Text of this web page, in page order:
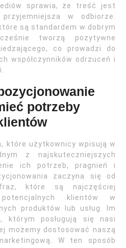
sprawia, że treść jest
w odbiorze.
są standardem w dobrym
tworzą pozytywne
co prowadzi do
współczynników odrzuceń i
potrzeby
które użytkownicy wpisują w
z najskuteczniejszych
ich potrzeb, pragnień i
zaczyna się od
fraz, które są najczęściej
klientów w
produktów lub usług. Im
którym posługują się nasi
możemy dostosować naszą
W ten sposób